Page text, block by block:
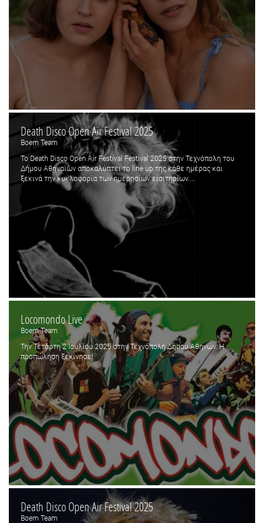
Death Disco Open Air Festival 2025
Boem Team
Το Death Disco Open Air Festival Festival 2025 στην Τεχνόπολη του
Δήμου Αθηναίων αποκαλύπτει το line up της κάθε ημέρας και
ξεκινά την κυκλοφορία των ημερησίων εισιτηρίων....
Locomondo Live
Boem Team
Την Τετάρτη 2 Ιουλίου 2025 στην Τεχνόπολη Δήμου Αθηνών. Η
προπώληση ξεκίνησε!
Death Disco Open Air Festival 2025
Boem Team